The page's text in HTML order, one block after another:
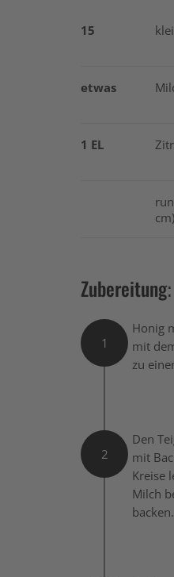
15
etwas
1 EL
cm)
Zubereitung:
1
Honig
mit
zu
2
Den
mit
Kreise
Milch
backen.